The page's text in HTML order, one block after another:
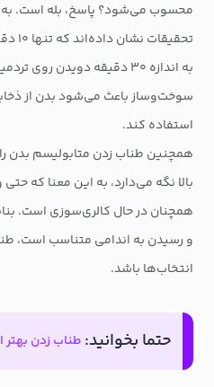
به اندازه ۳۰ دقیقه دویدن
سوخت‌وساز باعث می‌شود بدن از
استفاده کند.
همچنین طناب زدن متابولیسم بدن
بالا نگه می‌دارد، به این معنا که
همچنان در حال کالری‌سوزی است.
و رسیدن به اندامی متناسب است،
انتخاب‌ها باشد.
حتما بخوانید: طناب زدن